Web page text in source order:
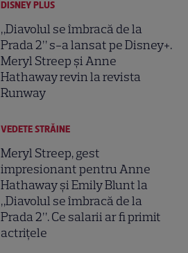
DISNEY PLUS
„Diavolul se îmbracă de la
Prada 2” s-a lansat pe Disney+.
Meryl Streep și Anne
Hathaway revin la revista
Runway
VEDETE STRĂINE
Meryl Streep, gest
impresionant pentru Anne
Hathaway și Emily Blunt la
„Diavolul se îmbracă de la
Prada 2”. Ce salarii ar fi primit
actrițele